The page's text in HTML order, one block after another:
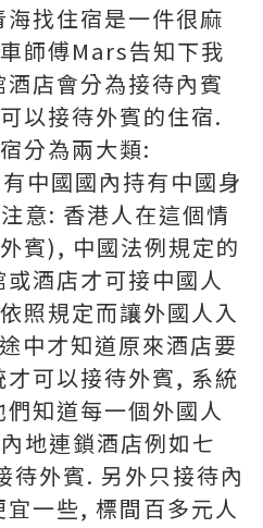
海找住宿是一件很麻
師傅Mars告知下我
店會分為接待內賓
以接待外賓的住宿.
分為兩大類:
中國國內持有中國身
意: 香港人在這個情
賓), 中國法例規定的
酒店才可接中國人
照規定而讓外國人入
中才知道原來酒店要
可以接待外賓, 系統
知道每一個外國人
地連鎖酒店例如七
待外賓. 另外只接待內
一些, 標間百多元人